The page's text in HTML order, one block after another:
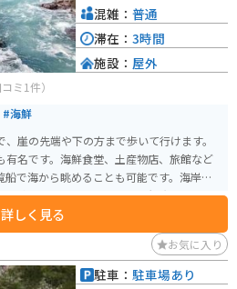
コミ1件）
#海鮮
崖の先端や下の方まで歩いて行けます。
名です。海鮮食堂、土産物店、旅館など
で海から眺めることも可能です。海岸通り
景勝も多数あるので、周囲の観光スポット
します。
詳しく見る
混雑： 普通
滞在： 3時間
施設： 屋外
お気に入り
駐車： 駐車場あり